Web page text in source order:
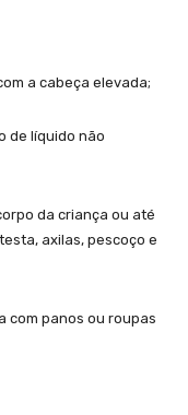
a cabeça elevada;
de líquido não
da criança ou até
axilas, pescoço e
com panos ou roupas